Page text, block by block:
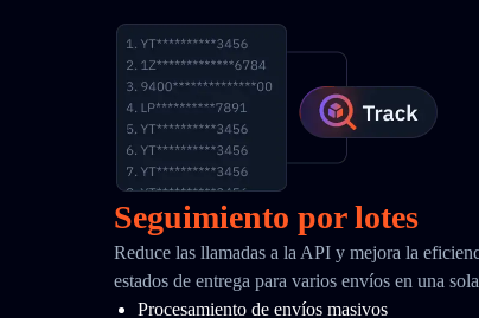
Seguimiento por lotes
Reduce las llamadas a la API y mejora la
estados de entrega para varios envíos en una
Procesamiento de envíos masivos